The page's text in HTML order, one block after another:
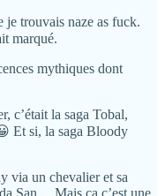
je trouvais naze as fuck.
marqué.
mythiques dont
c’était la saga Tobal,
Et si, la saga Bloody
via un chevalier et sa
San… Mais ça c’est une